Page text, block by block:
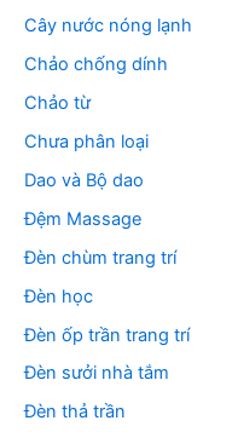
Cây nước nóng lạnh
Chảo chống dính
Chảo từ
Chưa phân loại
Dao và Bộ dao
Đệm Massage
Đèn chùm trang trí
Đèn học
Đèn ốp trần trang trí
Đèn sưởi nhà tắm
Đèn thả trần